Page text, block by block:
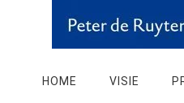
HOME VISIE